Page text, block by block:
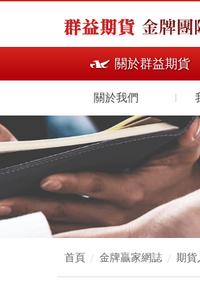
關於群益期貨
關於我們
首頁 金牌贏家網誌 期貨